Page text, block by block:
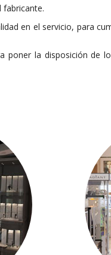
en el servicio, para
poner la disposición